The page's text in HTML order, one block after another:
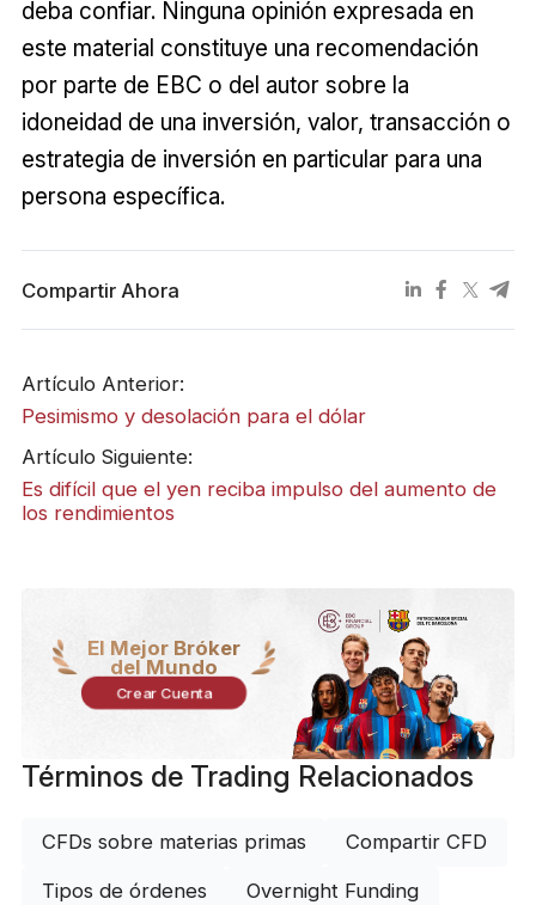
deba confiar. Ninguna opinión expresada en
este material constituye una recomendación
por parte de EBC o del autor sobre la
idoneidad de una inversión, valor, transacción o
estrategia de inversión en particular para una
persona específica.
Compartir Ahora
Artículo Anterior:
Pesimismo y desolación para el dólar
Artículo Siguiente:
Es difícil que el yen reciba impulso del aumento de
los rendimientos
El Mejor Bróker
del Mundo
Crear Cuenta
Términos de Trading Relacionados
CFDs sobre materias primas Compartir CFD
Tipos de órdenes Overnight Funding